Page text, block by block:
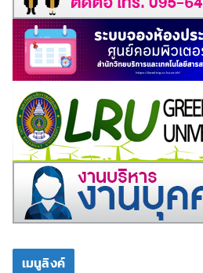
เมนูลิงค์